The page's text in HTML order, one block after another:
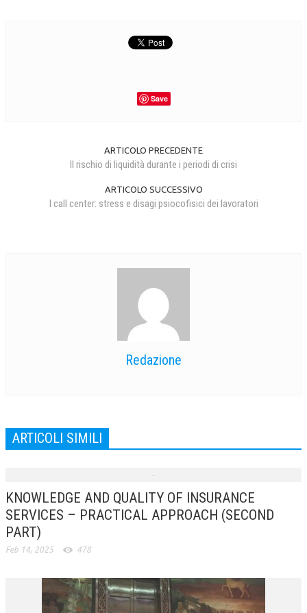
Save
ARTICOLO PRECEDENTE
Il rischio di liquidità durante i periodi di crisi
ARTICOLO SUCCESSIVO
I call center: stress e disagi psiocofisici dei lavoratori
Redazione
ARTICOLI SIMILI
KNOWLEDGE AND QUALITY OF INSURANCE
SERVICES – PRACTICAL APPROACH (SECOND
PART)
Feb 14, 2025 478